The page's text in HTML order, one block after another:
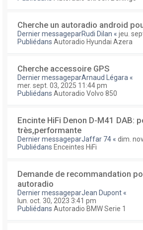
Cherche un autoradio android
Dernier messageparRudi Dilan « jeu.
Publiédans Autoradio Hyundai Azera
Cherche accessoire GPS
Dernier messageparArnaud Légara «
mer. sept. 03, 2025 11:44 pm
Publiédans Autoradio Volvo 850
Encinte HiFi Denon D-M41 DAB:
très,performante
Dernier messageparJaffar 74 « dim.
Publiédans Enceintes HiFi
Demande de recommandation
autoradio
Dernier messageparJean Dupont «
lun. oct. 30, 2023 3:41 pm
Publiédans Autoradio BMW Serie 1